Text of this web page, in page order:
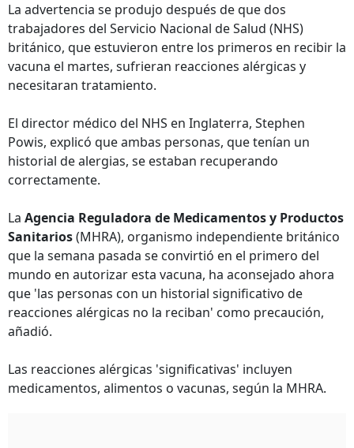
La advertencia se produjo después de que dos
trabajadores del Servicio Nacional de Salud (NHS)
británico, que estuvieron entre los primeros en recibir la
vacuna el martes, sufrieran reacciones alérgicas y
necesitaran tratamiento.
El director médico del NHS en Inglaterra, Stephen
Powis, explicó que ambas personas, que tenían un
historial de alergias, se estaban recuperando
correctamente.
La Agencia Reguladora de Medicamentos y Productos
Sanitarios(MHRA), organismo independiente británico
que la semana pasada se convirtió en el primero del
mundo en autorizar esta vacuna, ha aconsejado ahora
que 'las personas con un historial significativo de
reacciones alérgicas no la reciban' como precaución,
añadió.
Las reacciones alérgicas 'significativas' incluyen
medicamentos, alimentos o vacunas, según la MHRA.